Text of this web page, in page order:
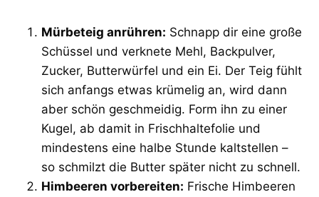
Mürbeteig anrühren: Schnapp dir eine große
Schüssel und verknete Mehl, Backpulver,
Zucker, Butterwürfel und ein Ei. Der Teig fühlt
sich anfangs etwas krümelig an, wird dann
aber schön geschmeidig. Form ihn zu einer
Kugel, ab damit in Frischhaltefolie und
mindestens eine halbe Stunde kaltstellen –
so schmilzt die Butter später nicht zu schnell.
Himbeeren vorbereiten: Frische Himbeeren